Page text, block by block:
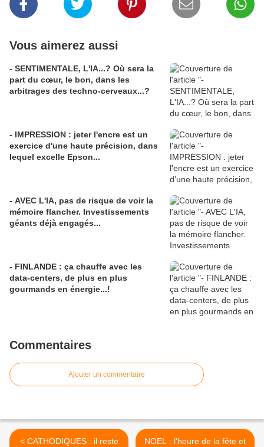
Vous aimerez aussi
- SENTIMENTALE, L'IA...? Où sera la
part du cœur, le bon, dans les
arbitrages des techno-cerveaux...?
- IMPRESSION : jeter l'encre est un
exercice d'une haute précision, dans
lequel excelle Epson...
- AVEC L'IA, pas de risque de voir la
mémoire flancher. Investissements
géants déjà engagés...
- FINLANDE : ça chauffe avec les
data-centers, de plus en plus
gourmands en énergie...!
Commentaires
Ajouter un commentaire
< CATHODIQUES : il reste
NOEL : l'heure de la fête et